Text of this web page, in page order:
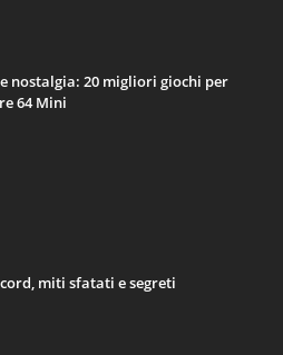
nostalgia: 20 migliori giochi per
64 Mini
miti sfatati e segreti